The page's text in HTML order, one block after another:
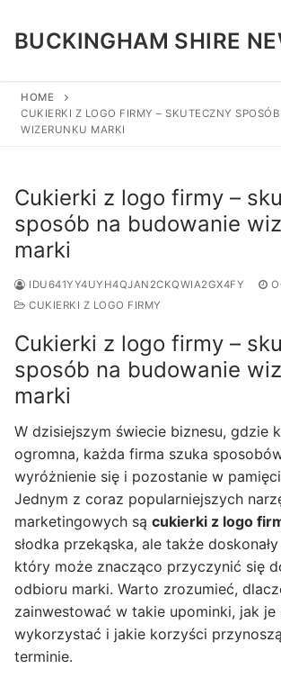
content
BUCKINGHAM SHIRE
Search for:
HOME
CUKIERKI Z LOGO FIRMY – SKUTECZNY
WIZERUNKU MARKI
Cukierki z logo firmy –
sposób na budowanie
marki
IDU641YY4UYH4QJAN2CKQWIA2GX4FY
CUKIERKI Z LOGO FIRMY
Cukierki z logo firmy –
sposób na budowanie
marki
W dzisiejszym świecie biznesu, gdzie
ogromna, każda firma szuka
wyróżnienie się i pozostanie w
Jednym z coraz popularniejszych
marketingowych są cukierki z logo
słodka przekąska, ale także
który może znacząco przyczynić się
odbioru marki. Warto zrozumieć,
zainwestować w takie upominki, jak
wykorzystać i jakie korzyści
terminie.